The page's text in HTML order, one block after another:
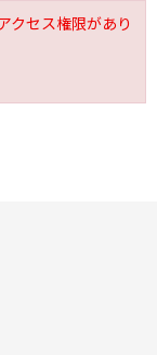
クセス権限があり